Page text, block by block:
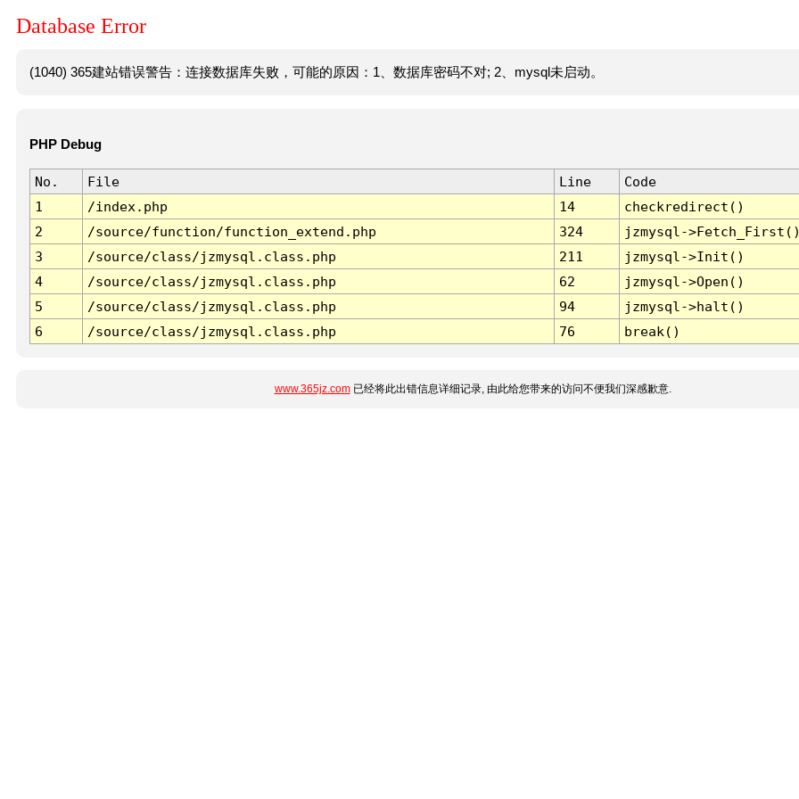
Database Error
(1040) 365建站错误警告：连接数据库失败，可能的原因：1、数据库密码不对; 2、mysql未启动。
PHP Debug
No. File Line
Code
1
/index.php 14
checkredirect()
2
/source/function/function_extend.php 324
jzmysql-
3
/source/class/jzmysql.class.php 211
jzmysql->Init()
4
/source/class/jzmysql.class.php 62
jzmysql->Open()
5
/source/class/jzmysql.class.php 94
jzmysql->halt()
6
/source/class/jzmysql.class.php 76 break()
www.365jz.com已经将此出错信息详细记录, 由此给您带来的访问不便我们深感歉意.